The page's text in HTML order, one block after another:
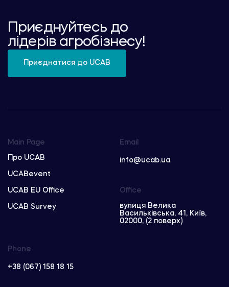
Приєднуйтесь до
лідерів агробізнесу!
Приєднатися до UCAB
Main Page
Про UCAB
UCABevent
UCAB EU Office
UCAB Survey
Email
info@ucab.ua
Phone
+38 (067) 158 18 15
Office
вулиця Велика
Васильківська, 41, Київ,
02000, (2 поверх)